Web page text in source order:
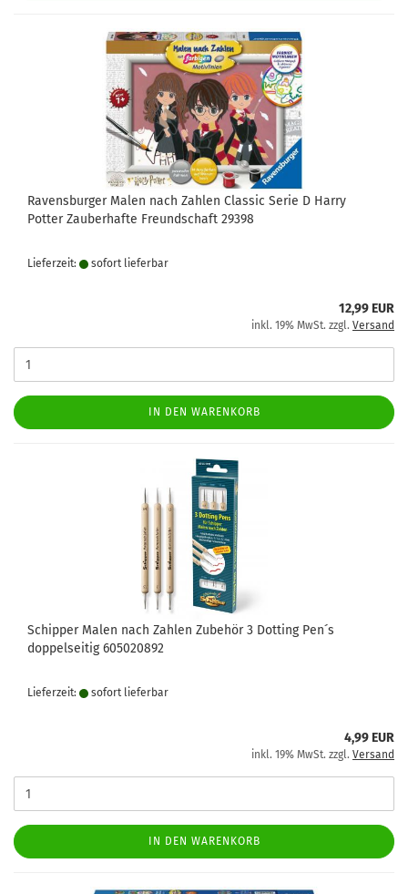
Ravensburger Malen nach Zahlen Classic Serie D Harry
Potter Zauberhafte Freundschaft 29398
Lieferzeit: sofort lie­fer­bar
12,99 EUR
inkl. 19% MwSt. zzgl. Versand
IN DEN WARENKORB
Schipper Malen nach Zahlen Zubehör 3 Dotting Pen´s
doppelseitig 605020892
Lieferzeit: sofort lie­fer­bar
4,99 EUR
inkl. 19% MwSt. zzgl. Versand
IN DEN WARENKORB